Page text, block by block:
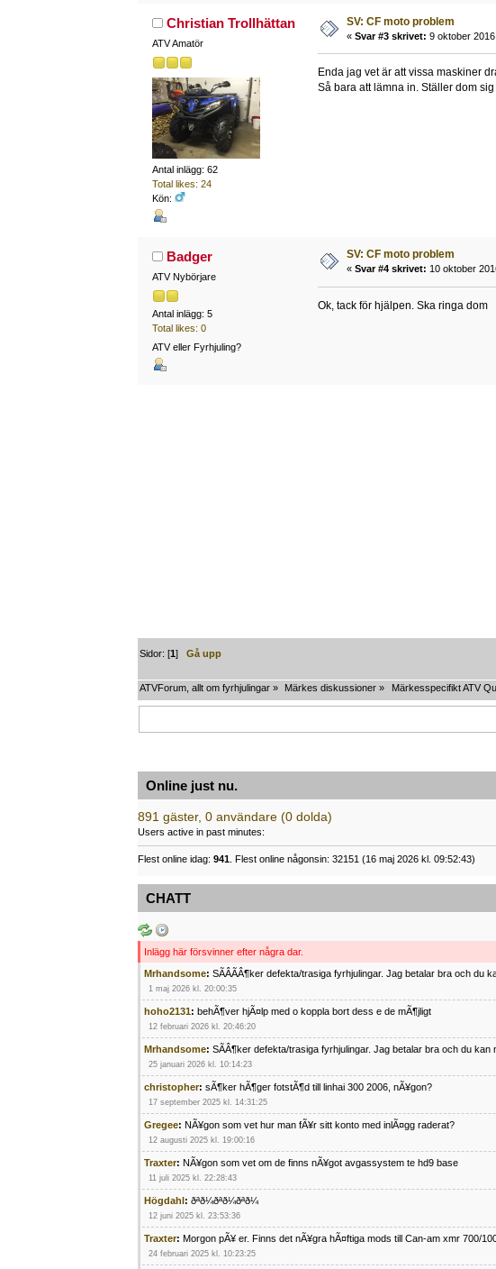
Christian Trollhättan
ATV Amatör
Antal inlägg: 62
Total likes: 24
Kön:
SV: CF moto problem
« Svar #3 skrivet: 9 oktober
Enda jag vet är att vissa maskiner
Så bara att lämna in. Ställer dom
Badger
ATV Nybörjare
Antal inlägg: 5
Total likes: 0
ATV eller Fyrhjuling?
SV: CF moto problem
« Svar #4 skrivet: 10 oktober
Ok, tack för hjälpen. Ska ringa dom
Sidor: [1]Gå upp
ATVForum, allt om fyrhjulingar » Märkes diskussioner » Märkesspecifikt ATV
Online just nu.
891 gäster, 0 användare (0 dolda)
Users active in past minutes:
Flest online idag: 941 . Flest online någonsin: 32151 (16 maj 2026 kl. 09:52:43)
CHATT
Inlägg här försvinner efter några dar.
Mrhandsome: SÃÂÃÂ¶ker defekta/trasiga fyrhjulingar. Jag betalar bra och du
1 maj 2026 kl. 20:00:35
hoho2131: behÃ¶ver hjÃ¤lp med o koppla bort dess e de mÃ¶jligt
12 februari 2026 kl. 20:46:20
Mrhandsome: SÃÂ¶ker defekta/trasiga fyrhjulingar. Jag betalar bra och du kan
25 januari 2026 kl. 10:14:23
christopher: sÃ¶ker hÃ¶ger fotstÃ¶d till linhai 300 2006, nÃ¥gon?
17 september 2025 kl. 14:31:25
Gregee: NÃ¥gon som vet hur man fÃ¥r sitt konto med inlÃ¤gg raderat?
12 augusti 2025 kl. 19:00:16
Traxter: NÃ¥gon som vet om de finns nÃ¥got avgassystem te hd9 base
11 juli 2025 kl. 22:28:43
Högdahl : ðªð¼ðªð¼ðªð¼
12 juni 2025 kl. 23:53:36
Traxter: Morgon pÃ¥ er. Finns det nÃ¥gra hÃ¤ftiga mods till Can-am xmr 700/
24 februari 2025 kl. 10:23:25